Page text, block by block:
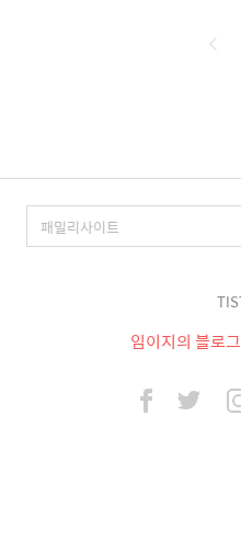
임이지의 블로그